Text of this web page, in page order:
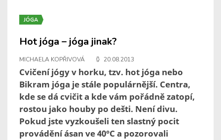
JÓGA
Hot jóga – jóga jinak?
MICHAELA KOPŘIVOVÁ 20.08.2013
Cvičení jógy v horku, tzv. hot jóga nebo
Bikram jóga je stále populárnější. Centra,
kde se dá cvičit a kde vám pořádně zatopí,
rostou jako houby po dešti. Není divu.
Pokud jste vyzkoušeli ten slastný pocit
provádění ásan ve 40°C a pozorovali